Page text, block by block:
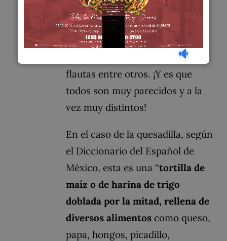
entre el sinfín de platillos que
preparamos en México con la
masa del maíz. Tenemos tacos,
quesadillas, tostadas, gorditas,
flautas entre otros. ¡Y es que
todos son muy parecidos y a la
vez muy distintos!
En el caso de la quesadilla, según
el Diccionario del Español de
México, esta es una “tortilla de
maíz o de harina de trigo
doblada por la mitad, rellena de
diversos alimentos como queso,
papa, hongos, picadillo,